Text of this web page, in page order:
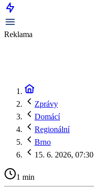
Reklama
Zprávy
Domácí
Regionální
Brno
15. 6. 2026, 07:30
1 min